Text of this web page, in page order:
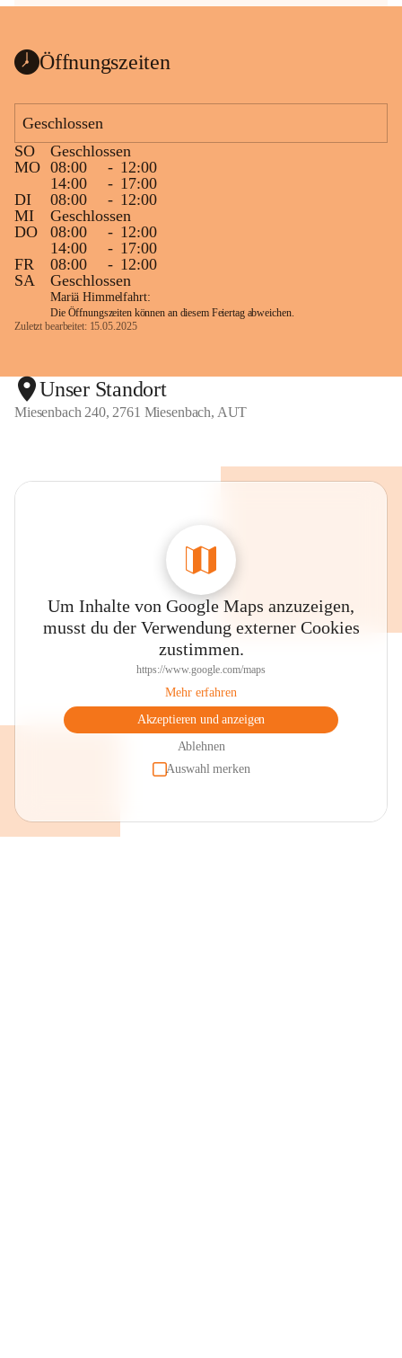
Öffnungszeiten
Geschlossen
SO
Geschlossen
MO 08:00 - 12:00
14:00
- 17:00
DI
08:00 - 12:00
MI
Geschlossen
DO
08:00 - 12:00
14:00
- 17:00
FR
08:00 - 12:00
SA
Geschlossen
Mariä Himmelfahrt:
Die Öffnungszeiten können an diesem Feiertag abweichen.
Zuletzt bearbeitet: 15.05.2025
Unser Standort
Miesenbach 240, 2761 Miesenbach, AUT
Um Inhalte von Google Maps anzuzeigen,
musst du der Verwendung externer Cookies
zustimmen.
https://www.google.com/maps
Mehr erfahren
Akzeptieren und anzeigen
Ablehnen
Auswahl merken